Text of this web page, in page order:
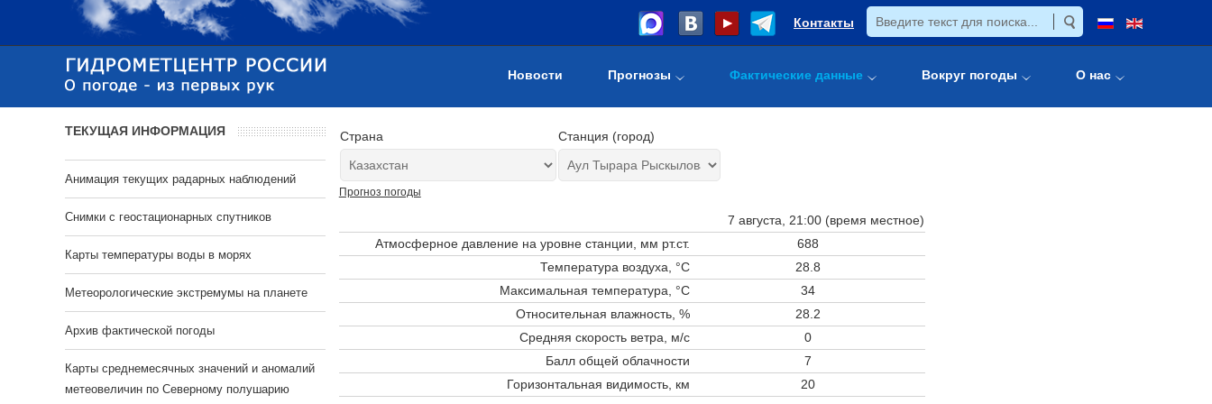
Контакты
Новости Прогнозы Фактические данные Вокруг погоды О нас
Страна Станция (город)
Прогноз погоды
7 августа, 21:00 (время местное)
Атмосферное давление на уровне станции, мм рт.ст.
688
Температура воздуха, °C
28.8
Максимальная температура, °C
34
Относительная влажность, %
28.2
Средняя скорость ветра, м/с
0
Балл общей облачности
7
Горизонтальная видимость, км
20
ТЕКУЩАЯ ИНФОРМАЦИЯ
Анимация текущих радарных наблюдений
Cнимки с геостационарных спутников
Карты температуры воды в морях
Метеорологические экстремумы на планете
Архив фактической погоды
Карты среднемесячных значений и аномалий
метеовеличин по Северному полушарию